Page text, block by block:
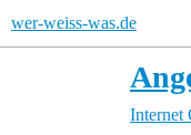
wer-weiss-was.de
Internet